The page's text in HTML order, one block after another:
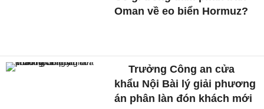
Oman về eo biển Hormuz?
Trưởng Công an cửa
khẩu Nội Bài lý giải phương
án phân làn đón khách mới